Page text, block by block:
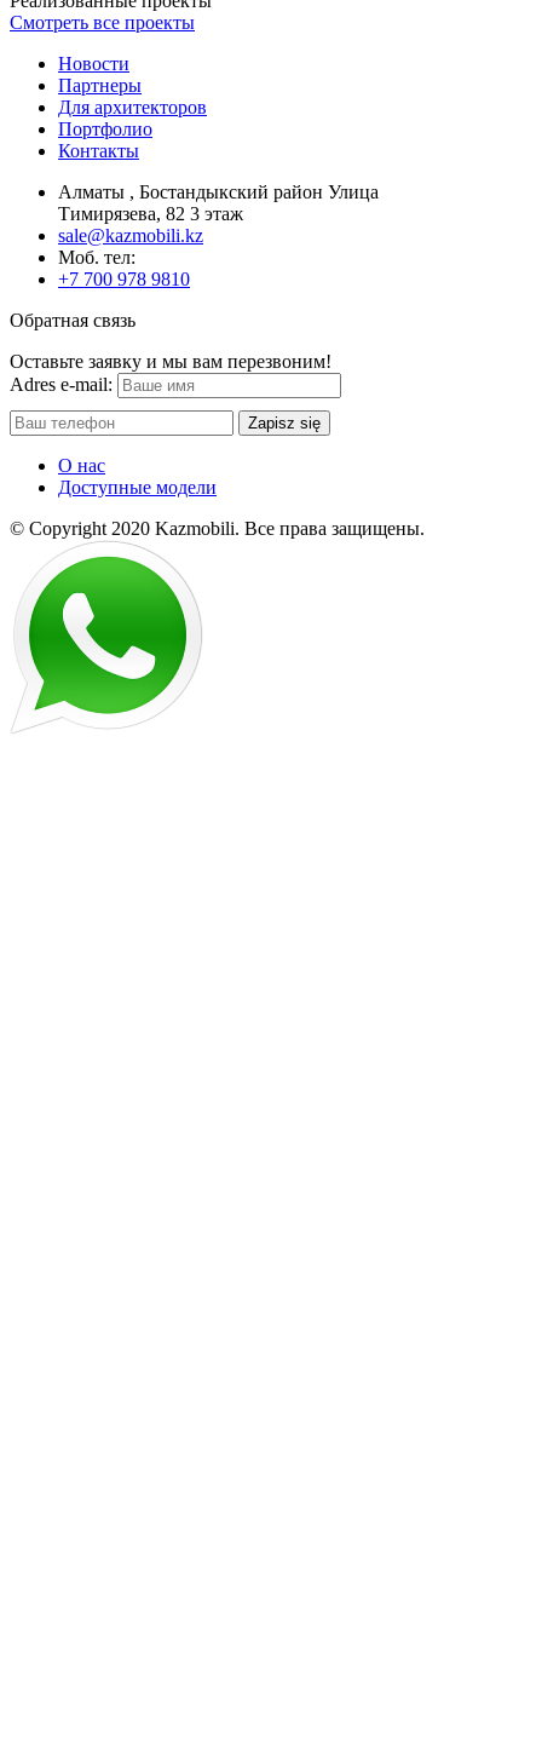
Смотреть все проекты
Новости
Партнеры
Для архитекторов
Портфолио
Контакты
Алматы , Бостандыкский район Улица
Тимирязева, 82 3 этаж
sale@kazmobili.kz
Moб. тел:
+7 700 978 9810
Обратная связь
Оставьте заявку и мы вам перезвоним!
Adres e-mail:
Zapisz się
О нас
Доступные модели
© Copyright 2020 Kazmobili. Все права защищены.